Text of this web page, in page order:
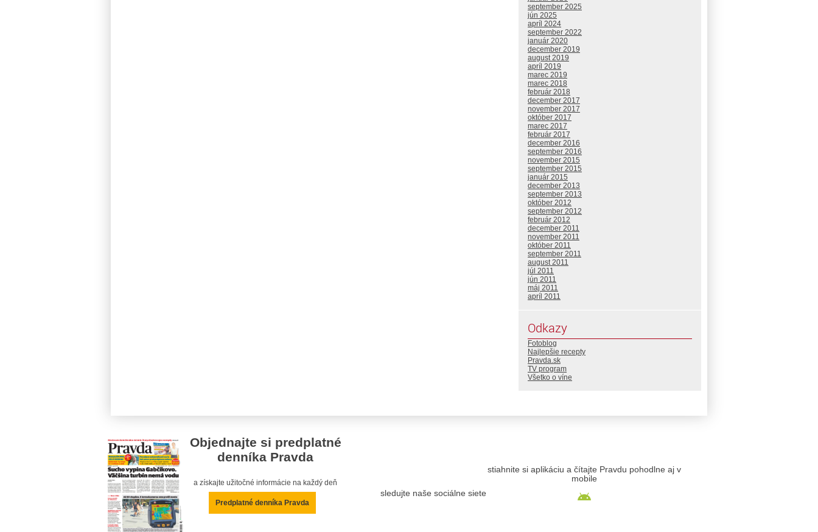
september 2025
jún 2025
apríl 2024
september 2022
január 2020
december 2019
august 2019
apríl 2019
marec 2019
marec 2018
február 2018
december 2017
november 2017
október 2017
marec 2017
február 2017
december 2016
september 2016
november 2015
september 2015
január 2015
december 2013
september 2013
október 2012
september 2012
február 2012
december 2011
november 2011
október 2011
september 2011
august 2011
júl 2011
jún 2011
máj 2011
apríl 2011
Odkazy
Fotoblog
Najlepšie recepty
Pravda.sk
TV program
Všetko o víne
Objednajte si predplatné
denníka Pravda
a získajte užitočné informácie na každý deň
Predplatné denníka Pravda
sledujte naše sociálne siete
stiahnite si aplikáciu a čítajte Pravdu pohodlne aj v
mobile